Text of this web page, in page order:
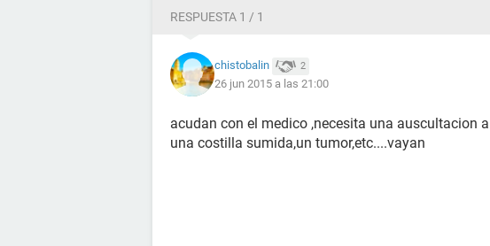
RESPUESTA 1 / 1
chistobalin 2
26 jun 2015 a las 21:00
acudan con el medico ,necesita una auscultacion
una costilla sumida,un tumor,etc....vayan